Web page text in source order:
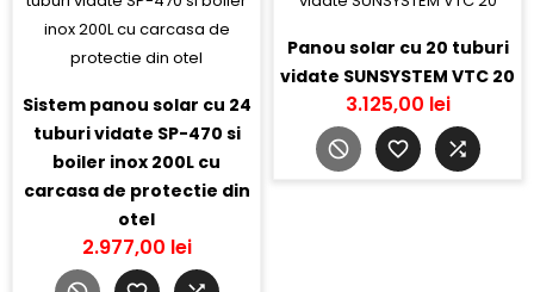
Sistem panou solar cu 24
tuburi vidate SP-470 si
boiler inox 200L cu
carcasa de protectie din
otel
2.977,00 lei
Panou solar cu 20 tuburi
vidate SUNSYSTEM VTC 20
3.125,00 lei